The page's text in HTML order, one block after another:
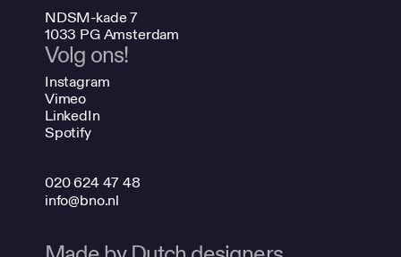
NDSM-kade 7
1033 PG Amsterdam
Volg ons!
Instagram
Vimeo
LinkedIn
Spotify
020 624 47 48
info@bno.nl